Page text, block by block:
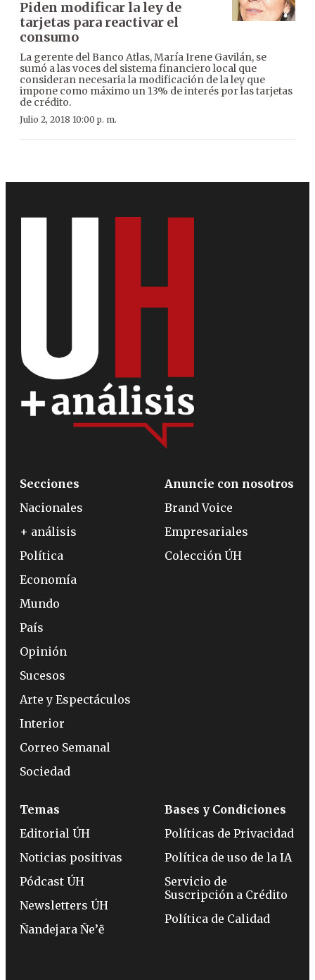
Piden modificar la ley de
tarjetas para reactivar el
consumo
La gerente del Banco Atlas, María Irene Gavilán, se
sumó a las voces del sistema financiero local que
consideran necesaria la modificación de la ley que
impone como máximo un 13% de interés por las tarjetas
de crédito.
Julio 2, 2018 10:00 p. m.
Secciones
Nacionales
+ análisis
Política
Economía
Mundo
País
Opinión
Sucesos
Arte y Espectáculos
Interior
Correo Semanal
Sociedad
Anuncie con nosotros
Brand Voice
Empresariales
Colección ÚH
Temas
Editorial ÚH
Noticias positivas
Pódcast ÚH
Newsletters ÚH
Ñandejara Ñe’ẽ
Bases y Condiciones
Políticas de Privacidad
Política de uso de la IA
Servicio de
Suscripción a Crédito
Política de Calidad